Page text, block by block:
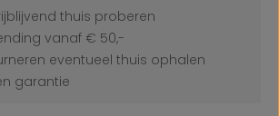
thuis proberen
vanaf € 50,-
eventueel thuis ophalen
garantie